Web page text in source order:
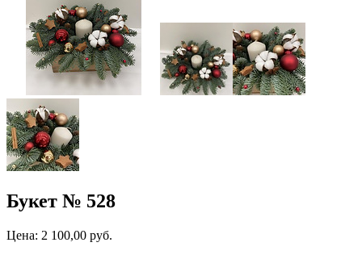
Букет № 528
Цена: 2 100,00 руб.